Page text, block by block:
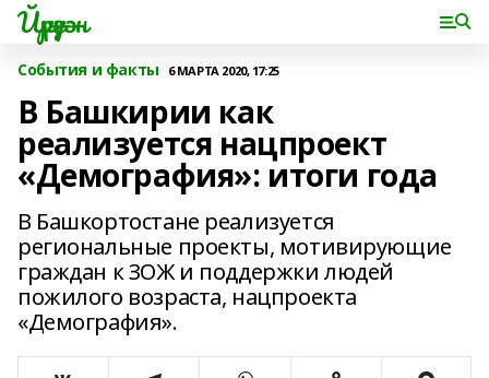
Йүрүҙән
События и факты 6 МАРТА 2020, 17:25
В Башкирии как
реализуется нацпроект
«Демография»: итоги года
В Башкортостане реализуется
региональные проекты, мотивирующие
граждан к ЗОЖ и поддержки людей
пожилого возраста, нацпроекта
«Демография».